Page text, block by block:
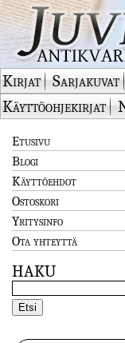
Kirjat Sarjakuvat
Käyttöohjekirjat
Etusivu
Blogi
Käyttöehdot
Ostoskori
Yritysinfo
Ota yhteyttä
HAKU